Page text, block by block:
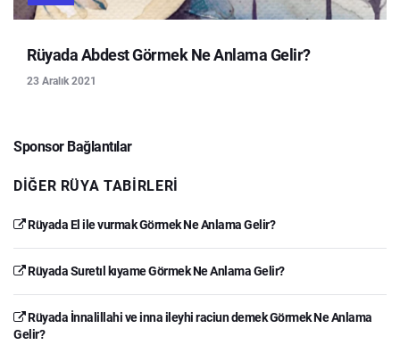
Rüyada Abdest Görmek Ne Anlama Gelir?
23 Aralık 2021
Sponsor Bağlantılar
DIĞER RÜYA TABIRLERI
Rüyada El ile vurmak Görmek Ne Anlama Gelir?
Rüyada Suretıl kıyame Görmek Ne Anlama Gelir?
Rüyada İnnalillahi ve inna ileyhi raciun demek Görmek Ne Anlama
Gelir?